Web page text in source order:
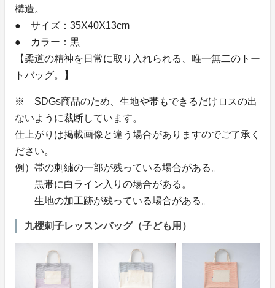
構造。
● サイズ：35X40X13cm
● カラー：黒
【柔道の精神を日常に取り入れられる、唯一無二のトー
トバッグ。】
※ SDGs商品のため、生地や帯もできるだけロスの出
ないように裁断しています。
仕上がりは掲載画像と違う場合がありますのでご了承く
ださい。
例）帯の刺繍の一部が残っている場合がある。
黒帯に白ライン入りの場合がある。
生地の加工跡が残っている場合がある。
九櫻刺子レッスンバッグ（子ども用）